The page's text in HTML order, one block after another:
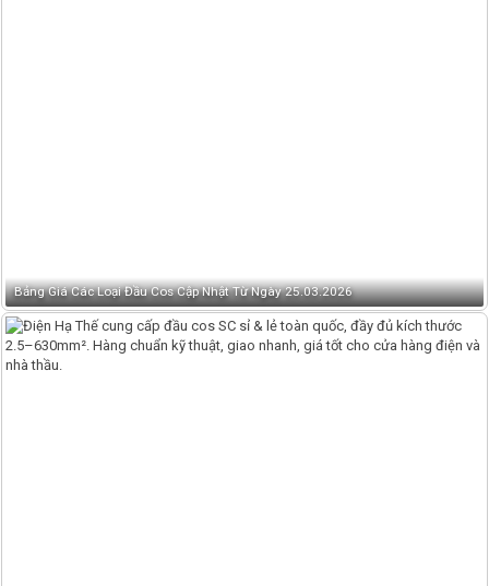
Bảng Giá Các Loại Đầu Cos Cập Nhật Từ Ngày 25.03.2026